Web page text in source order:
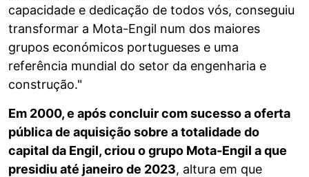
capacidade e dedicação de todos vós, conseguiu
transformar a Mota-Engil num dos maiores
grupos económicos portugueses e uma
referência mundial do setor da engenharia e
construção."
Em 2000, e após concluir com sucesso a oferta
pública de aquisição sobre a totalidade do
capital da Engil, criou o grupo Mota-Engil a que
presidiu até janeiro de 2023, altura em que